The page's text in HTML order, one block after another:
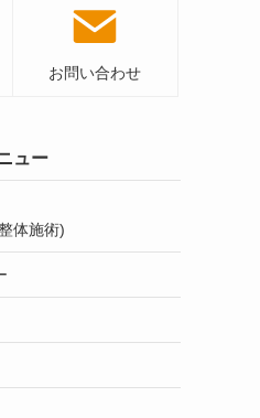
お問い合わせ
ュー
体施術)